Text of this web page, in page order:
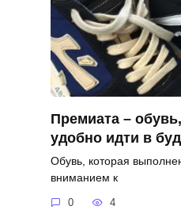
Премиата –
удобно идти в
Обувь, которая
вниманием к
0 4